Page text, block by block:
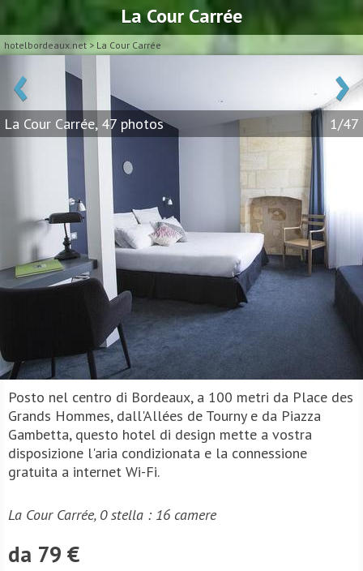
La Cour Carrée
hotelbordeaux.net > La Cour Carrée
‹ ›
La Cour Carrée, 47 photos 1/47
Posto nel centro di Bordeaux, a 100 metri da Place des
Grands Hommes, dall'Allées de Tourny e da Piazza
Gambetta, questo hotel di design mette a vostra
disposizione l'aria condizionata e la connessione
gratuita a internet Wi-Fi.
La Cour Carrée, 0 stella : 16 camere
da 79 €